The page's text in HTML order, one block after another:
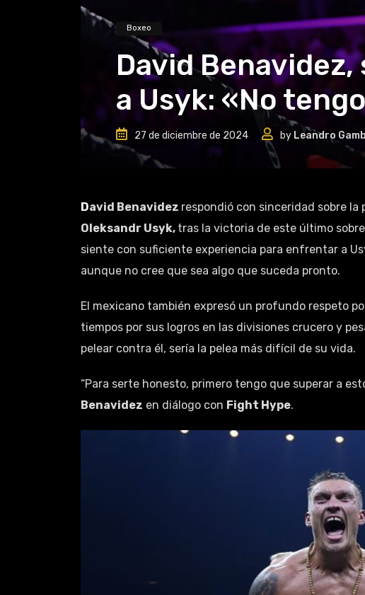
Boxeo
David
a Usyk: «No
27 de diciembre de 2024 by Leandro
David Benavidez respondió con sinceridad sobre la
Oleksandr Usyk, tras la victoria de este último
siente con suficiente experiencia para enfrentar a
aunque no cree que sea algo que suceda pronto.
El mexicano también expresó un profundo respeto
tiempos por sus logros en las divisiones crucero y
pelear contra él, sería la pelea más difícil de su vida.
“Para serte honesto, primero tengo que superar a
Benavidez en diálogo con Fight Hype.